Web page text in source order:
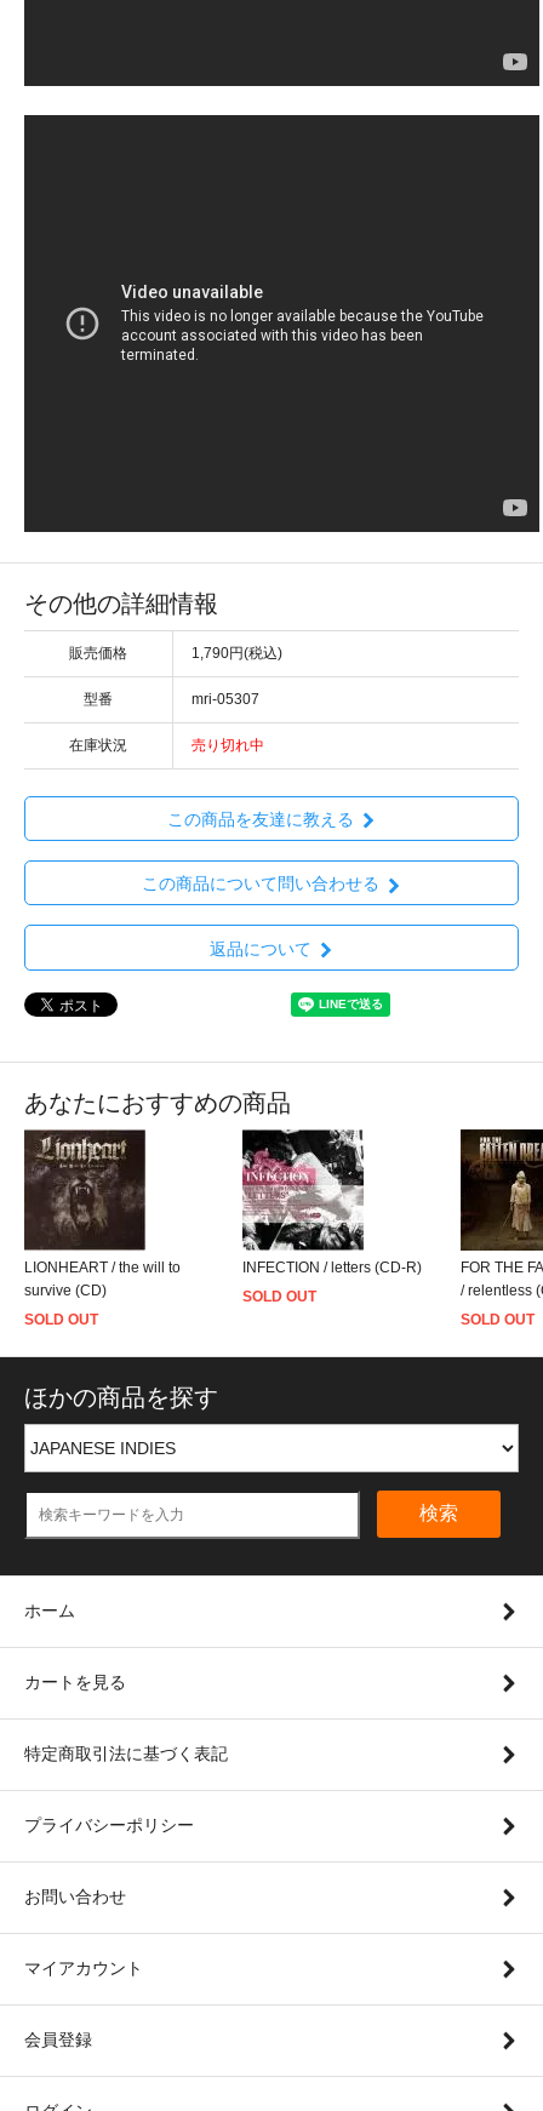
その他の詳細情報
販売価格 1,790円(税込)
型番 mri-05307
在庫状況 売り切れ中
この商品を友達に教える
この商品について問い合わせる
返品について
あなたにおすすめの商品
LIONHEART / the will to
survive (CD)
SOLD OUT
INFECTION / letters (CD-R)
SOLD OUT
FOR THE
/ relentless
SOLD OUT
ほかの商品を探す
検索
ホーム
カートを見る
特定商取引法に基づく表記
プライバシーポリシー
お問い合わせ
マイアカウント
会員登録